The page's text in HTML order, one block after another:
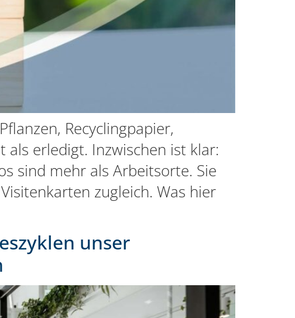
Recyclingpapier,
erledigt. Inzwischen ist klar:
sind mehr als Arbeitsorte. Sie
zugleich. Was hier
unser